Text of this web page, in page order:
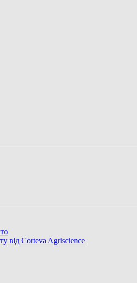
від Corteva Agriscience